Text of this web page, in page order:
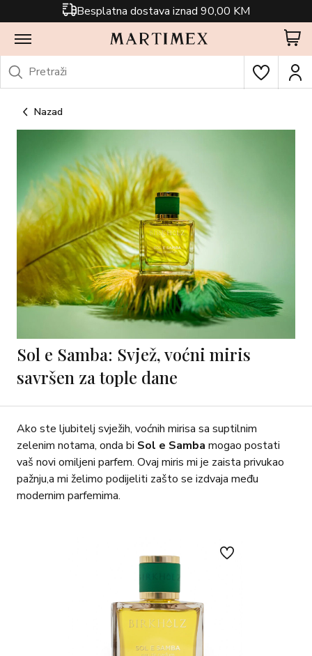
Besplatna dostava iznad 90,00 KM
Nazad
Sol e Samba: Svjež, voćni miris
savršen za tople dane
Ako ste ljubitelj svježih, voćnih mirisa sa suptilnim
zelenim notama, onda bi Sol e Samba mogao postati
vaš novi omiljeni parfem. Ovaj miris mi je zaista privukao
pažnju,a mi želimo podijeliti zašto se izdvaja među
modernim parfemima.